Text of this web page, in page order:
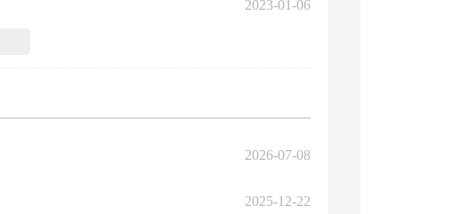
2023-01-06
2026-07-08
2025-12-22